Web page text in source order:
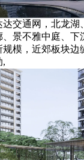
交通网，北龙湖
景不雅中庭、下
模，近郊板块边
,